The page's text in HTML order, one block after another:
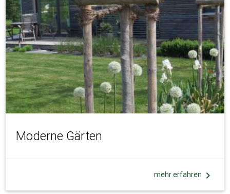
Moderne Gärten
mehr erfahren chevron_right